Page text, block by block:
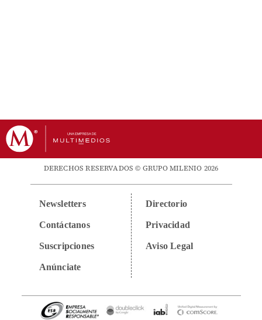
DERECHOS RESERVADOS © GRUPO MILENIO 2026
Newsletters
Contáctanos
Suscripciones
Anúnciate
Directorio
Privacidad
Aviso Legal